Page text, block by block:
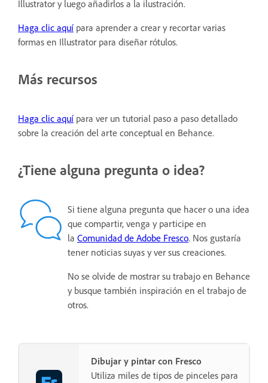
Illustrator y luego añadirlos a la ilustración.
Haga clic aquí para aprender a crear y recortar varias
formas en Illustrator para diseñar rótulos.
Más recursos
Haga clic aquí para ver un tutorial paso a paso detallado
sobre la creación del arte conceptual en Behance.
¿Tiene alguna pregunta o idea?
Si tiene alguna pregunta que hacer o una idea
que compartir, venga y participe en
la Comunidad de Adobe Fresco. Nos gustaría
tener noticias suyas y ver sus creaciones.
No se olvide de mostrar su trabajo en Behance
y busque también inspiración en el trabajo de
otros.
Dibujar y pintar con Fresco
Utiliza miles de tipos de pinceles para